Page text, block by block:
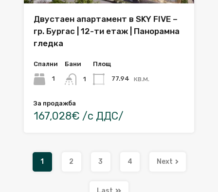
Двустаен апартамент в SKY FIVE –
гр. Бургас | 12-ти етаж | Панорамна
гледка
Спални
1
Бани
1
Площ
77.94 кв.м.
За продажба
167,028€ /с ДДС/
1 2 3 4 Next